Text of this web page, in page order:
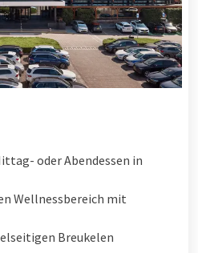
oder Abendessen in
Wellnessbereich mit
Breukelen